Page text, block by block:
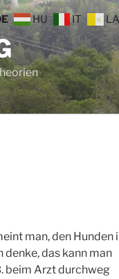
man, den Hunden
denke, das kann man
beim Arzt durchweg
HU IT LA